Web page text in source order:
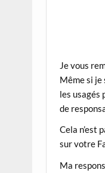
Je vous
Même si je
les usagés
de
Cela n’est
sur votre
Ma